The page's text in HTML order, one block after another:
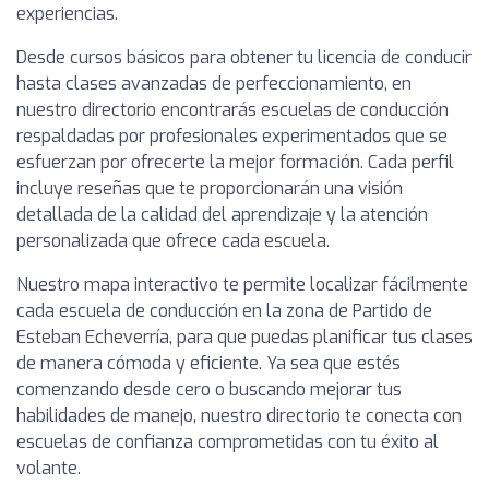
experiencias.
Desde cursos básicos para obtener tu licencia de conducir
hasta clases avanzadas de perfeccionamiento, en
nuestro directorio encontrarás escuelas de conducción
respaldadas por profesionales experimentados que se
esfuerzan por ofrecerte la mejor formación. Cada perfil
incluye reseñas que te proporcionarán una visión
detallada de la calidad del aprendizaje y la atención
personalizada que ofrece cada escuela.
Nuestro mapa interactivo te permite localizar fácilmente
cada escuela de conducción en la zona de Partido de
Esteban Echeverría, para que puedas planificar tus clases
de manera cómoda y eficiente. Ya sea que estés
comenzando desde cero o buscando mejorar tus
habilidades de manejo, nuestro directorio te conecta con
escuelas de confianza comprometidas con tu éxito al
volante.